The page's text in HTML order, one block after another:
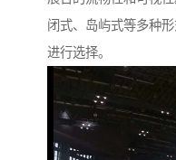
闭式、岛屿式等多种
进行选择。